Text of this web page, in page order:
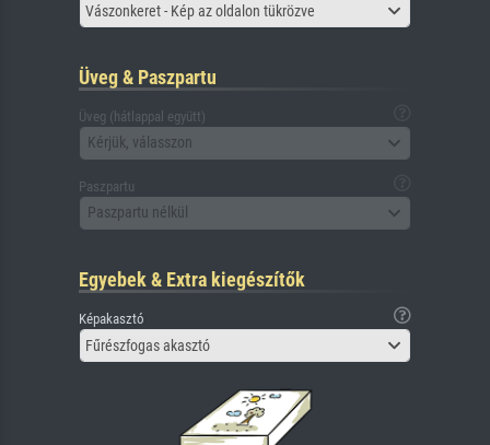
Vászonkeret - Kép az oldalon tükrözve
Üveg & Paszpartu
Üveg (hátlappal együtt)
Kérjük, válasszon
Paszpartu
Paszpartu nélkül
Egyebek & Extra kiegészítők
Képakasztó
Fűrészfogas akasztó